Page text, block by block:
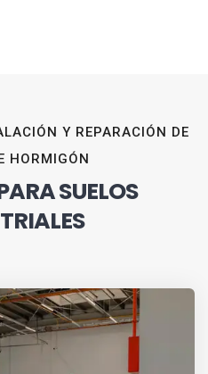
Y REPARACIÓN DE
HORMIGÓN
SUELOS